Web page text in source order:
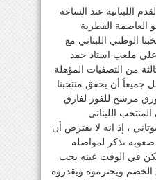
اللبنانية عند الساعة
العاصمة القطرية
الوطني اللبناني مع
على ملعب استاد حمد
من التصفيات المؤهلة
2027، ونأمل جميعاً أن يحقق منتخبنا
مرشح للفوز لفارق
المنتخب اللبناني
، إذ انه لا يفترض أن
صعوبة تذكر لمواصلة
في الوقت عينه يجب
الخصم ويحترموه ويقدروه